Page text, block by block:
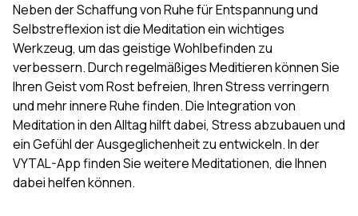
Neben der Schaffung von Ruhe für Entspannung und
Selbstreflexion ist die Meditation ein wichtiges
Werkzeug, um das geistige Wohlbefinden zu
verbessern. Durch regelmäßiges Meditieren können Sie
Ihren Geist vom Rost befreien, Ihren Stress verringern
und mehr innere Ruhe finden. Die Integration von
Meditation in den Alltag hilft dabei, Stress abzubauen und
ein Gefühl der Ausgeglichenheit zu entwickeln. In der
VYTAL-App finden Sie weitere Meditationen, die Ihnen
dabei helfen können.